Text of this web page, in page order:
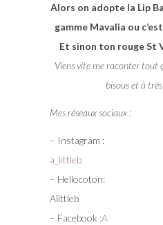
Alors on adopte la Lip
gamme Mavalia ou
Et sinon ton rouge St
Viens vite me raconter tout
bisous et à
Mes réseaux sociaux :
– Instagram :
a_littleb
– Hellocoton:
Alittleb
– Facebook :A